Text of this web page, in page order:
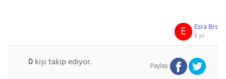
Esra Brs
8 yıl
E
0kişi takip ediyor. Paylaş: